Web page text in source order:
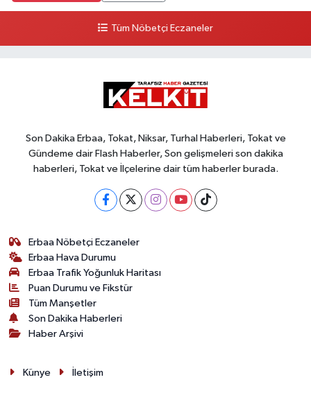
Tüm Nöbetçi Eczaneler
Son Dakika Erbaa, Tokat, Niksar, Turhal Haberleri, Tokat ve
Gündeme dair Flash Haberler, Son gelişmeleri son dakika
haberleri, Tokat ve İlçelerine dair tüm haberler burada.
Erbaa Nöbetçi Eczaneler
Erbaa Hava Durumu
Erbaa Trafik Yoğunluk Haritası
Puan Durumu ve Fikstür
Tüm Manşetler
Son Dakika Haberleri
Haber Arşivi
Künye İletişim